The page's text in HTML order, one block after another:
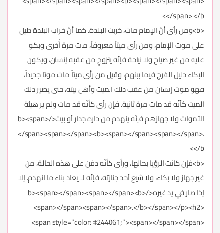
</span>.</b>
<b>ومن رأى أنّ الإمام مات، خربت البلدة. كما أنّ خراب البلدة دليل
على موت الإمام، ومن رأى ميتاً معروفاً، مات مرة أُخرى وبكوا
عليه من غير صياح ولا نياحة فإنّه يتزوجٍ من عقبه إنسان، ويكون
البكاء دليل الفرج فيما بينهم، وقيل من رأى ميتاً مات موتا جديداً،
فهو موت إنسان من عقب ذلك الميت وأهل بيته، حتى يصير ذلك
الميت كأنّه قد مات مرة ثانية. فإن رأى كأنّه قد مات ولم ير هيئة
الأموات ولا جهازهم فإنّه ينهدم من داره جدار أو بيت</b><span>
</span><span></span><b><span></span><span></span>.
</b>
<b>فإن كانت الرؤيا بحالها، ورأى كأنّه دفن على هذه الحالة، من
غير جهاز ولا بكاء، ولا شيع أحد جنازته، فإنّه لا يعاد بناء ما انهدم. إلا
إذا صار في يد غيره</b><span></span><span></span><b>
<span></span><span></span>.</b></span></p><h2>
<span style="color: #244061;"><span></span></span>